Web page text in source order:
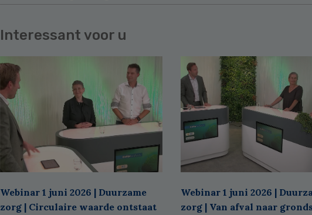
Interessant voor u
Webinar 1 juni 2026 | Duurzame
zorg | Circulaire waarde ontstaat
Webinar 1 juni 2026 |
zorg | Van afval naar